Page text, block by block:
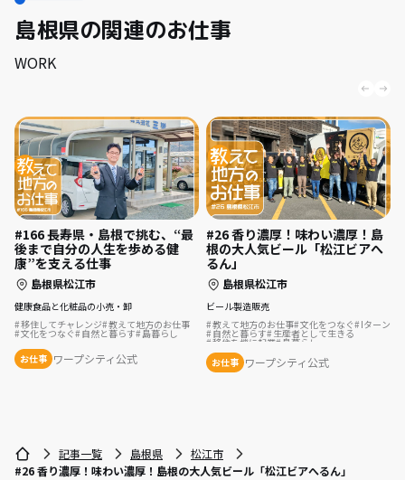
島根県の関連のお仕事
WORK
#166 長寿県・島根で挑む、“最
後まで自分の人生を歩める健
康”を支える仕事
島根県松江市
健康食品と化粧品の小売・卸
移住してチャレンジ 教えて地方のお仕事
文化をつなぐ 自然と暮らす 島暮らし
お仕事 ワープシティ公式
#26 香り濃厚！味わい濃厚！島
根の大人気ビール「松江ビアへ
るん」
島根県松江市
ビール製造販売
教えて地方のお仕事 文化をつなぐ Iターン
自然と暮らす 生産者として生きる
移住を機に起業 島暮らし
お仕事 ワープシティ公式
記事一覧 島根県
松江市
#26 香り濃厚！味わい濃厚！島根の大人気ビール「松江ビアへるん」